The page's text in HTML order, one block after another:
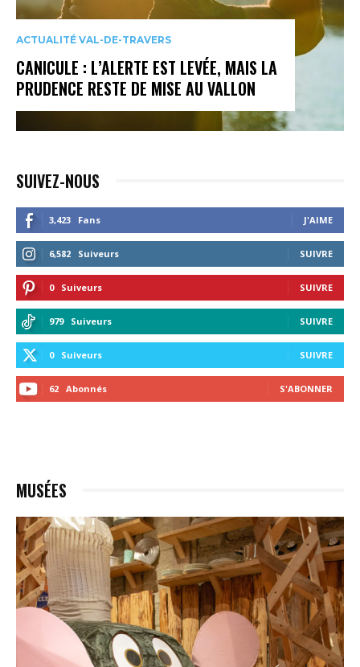
ACTUALITÉ VAL-DE-TRAVERS
CANICULE : L’ALERTE EST LEVÉE, MAIS LA
PRUDENCE RESTE DE MISE AU VALLON
SUIVEZ-NOUS
3,423 Fans J'AIME
6,582 Suiveurs SUIVRE
0 Suiveurs SUIVRE
979 Suiveurs SUIVRE
0 Suiveurs SUIVRE
62 Abonnés S'ABONNER
MUSÉES